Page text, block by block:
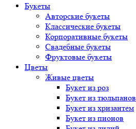
Букеты
Авторские букеты
Классические букеты
Корпоративные букеты
Свадебные букеты
Фруктовые букеты
Цветы
Живые цветы
Букет из роз
Букет из тюльпанов
Букет из хризантем
Букет из пионов